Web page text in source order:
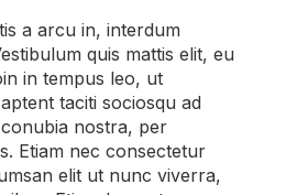
a arcu in, interdum
quis mattis elit, eu
in tempus leo, ut
taciti sociosqu ad
nostra, per
Etiam nec consectetur
elit ut nunc viverra,